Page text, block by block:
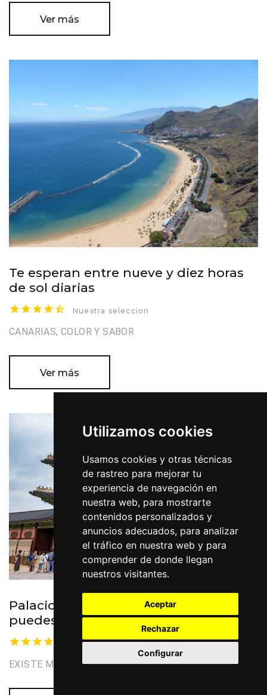
Utilizamos cookies
Usamos cookies y otras técnicas
de rastreo para mejorar tu
experiencia de navegación en
nuestra web, para mostrarte
contenidos personalizados y
anuncios adecuados, para analizar
el tráfico en nuestra web y para
comprender de donde llegan
nuestros visitantes.
Aceptar
Rechazar
Configurar
Ver más
Te esperan entre nueve y diez horas
de sol diarias
Nuestra seleccion
CANARIAS, COLOR Y SABOR
Ver más
Palacio Gyeongbokgung, no te lo
puedes perder
Nuestra seleccion
EXISTE MUCHO QUÉ VER Y HACER EN SEÚL